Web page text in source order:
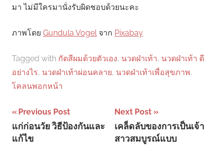
มา ไม่มีใครมานั่งรับผิดชอบด้วยนะคะ
ภาพโดย Gundula Vogelจาก Pixabay
Tagged with กัดสีผมด้วยตัวเอง, นวดฝ่าเท้า, นวดฝ่าเท้า ดี
อย่างไร, นวดฝ่าเท้าผ่อนคลาย, นวดฝ่าเท้าเพื่อสุขภาพ,
โคลนพอกหน้า
Post
navigation
Previous Post
แก่ก่อนวัย วิธีป้องกันและ
แก้ไข
Next Post
เคล็ดลับของการเป็นเจ้า
สาวสมบูรณ์แบบ